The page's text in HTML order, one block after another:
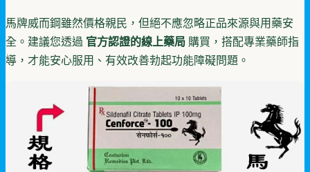
馬牌威而鋼雖然價格親民，但絕不應忽略正品來源與用藥安
全。建議您透過 官方認證的線上藥局 購買，搭配專業藥師指
導，才能安心服用、有效改善勃起功能障礙問題。